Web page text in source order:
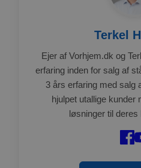
Terkel
Ejer af Vorhjem.dk og
erfaring inden for salg af
3 års erfaring med salg
hjulpet utallige kunder
løsninger til deres